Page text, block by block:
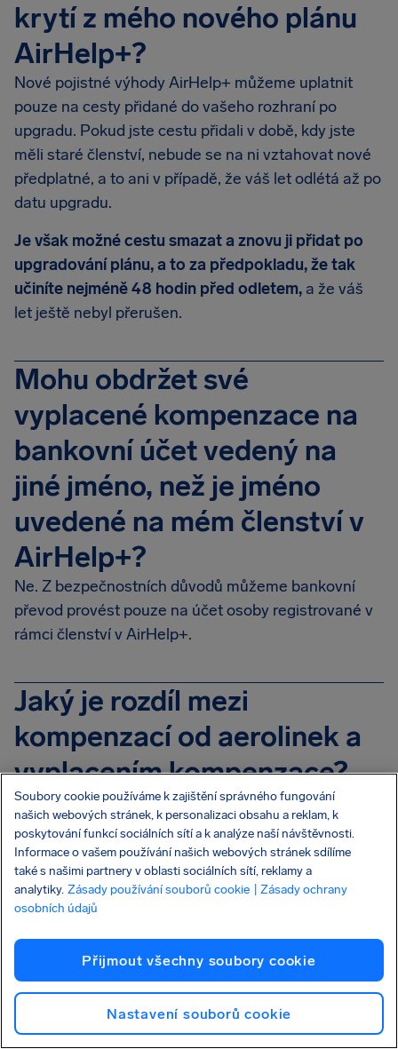
krytí z mého nového plánu
AirHelp+?
Nové pojistné výhody AirHelp+ můžeme uplatnit
pouze na cesty přidané do vašeho rozhraní po
upgradu. Pokud jste cestu přidali v době, kdy jste
měli staré členství, nebude se na ni vztahovat nové
předplatné, a to ani v případě, že váš let odlétá až po
datu upgradu.
Je však možné cestu smazat a znovu ji přidat po
upgradování plánu, a to za předpokladu, že tak
učiníte nejméně 48 hodin před odletem, a že váš
let ještě nebyl přerušen.
Mohu obdržet své
vyplacené kompenzace na
bankovní účet vedený na
jiné jméno, než je jméno
uvedené na mém členství v
AirHelp+?
Ne. Z bezpečnostních důvodů můžeme bankovní
převod provést pouze na účet osoby registrované v
rámci členství v AirHelp+.
Jaký je rozdíl mezi
kompenzací od aerolinek a
vyplacením kompenzace?
Kompenzace od aerolinekjsou peníze od letecké
společnosti, které mají nahradit zpoždění nebo
zrušení mezinárodního letu, na který se vztahují
předpisy EU nebo jiné předpisy. Maximální částka,
kterou lze vyplatit, je 600 €. Přesná částka, na
váš let vztahují, a na tom, zda na ni máte nárok.
Společnost AirHelp je odborníkem na vymáhání
těchto kompenzací, ale peníze nejsou nikdy
Soubory cookie používáme k zajištění správného fungování
našich webových stránek, k personalizaci obsahu a reklam, k
poskytování funkcí sociálních sítí a k analýze naší návštěvnosti.
Informace o vašem používání našich webových stránek sdílíme
také s našimi partnery v oblasti sociálních sítí, reklamy a
analytiky. Zásady používání souborů cookie
| Zásady ochrany
osobních údajů
Přijmout všechny soubory cookie
Nastavení souborů cookie